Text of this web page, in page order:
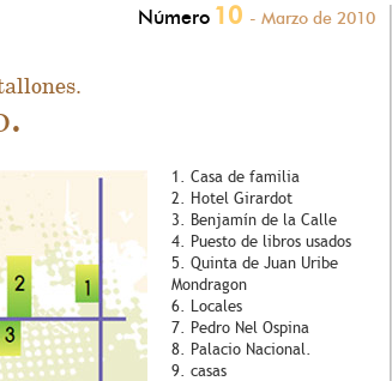
Número 10 - Marzo de 2010
1. Casa de familia
2. Hotel Girardot
3. Benjamín de la Calle
4. Puesto de libros usados
5. Quinta de Juan Uribe
Mondragon
6. Locales
7. Pedro Nel Ospina
8. Palacio Nacional.
9. casas